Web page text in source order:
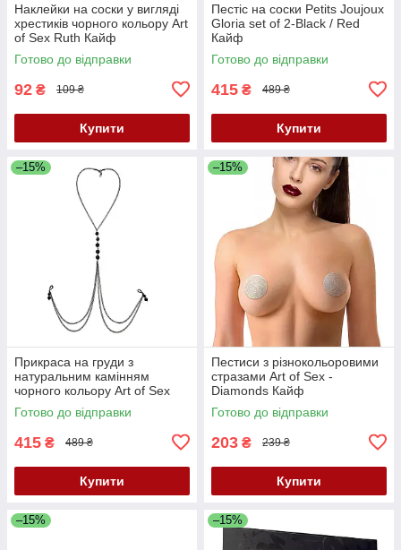
Наклейки на соски у вигляді
хрестиків чорного кольору Art
of Sex Ruth Кайф
Готово до відправки
92 ₴ 109 ₴
Купити
Пестіс на соски Petits Joujoux
Gloria set of 2-Black / Red
Кайф
Готово до відправки
415 ₴ 489 ₴
Купити
–15%
Прикраса на груди з
натуральним камінням
чорного кольору Art of Sex
Кайф
Готово до відправки
415 ₴ 489 ₴
Купити
–15%
Пестиси з різнокольоровими
стразами Art of Sex -
Diamonds Кайф
Готово до відправки
203 ₴ 239 ₴
Купити
–15% –15%